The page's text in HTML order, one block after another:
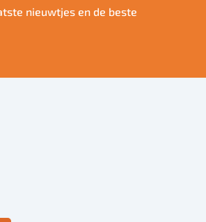
nieuwtjes en de beste